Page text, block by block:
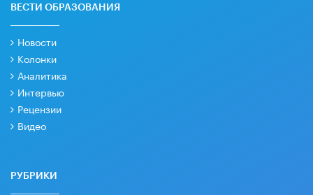
ВЕСТИ ОБРАЗОВАНИЯ
Новости
Колонки
Аналитика
Интервью
Рецензии
Видео
РУБРИКИ